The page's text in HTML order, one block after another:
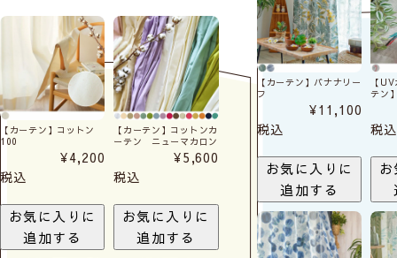
【カーテン】コットン
100
¥4,200
税込
お気に入りに
追加する
【カーテン】コットンカ
ーテン ニューマカロン
¥5,600
税込
お気に入りに
追加する
【カーテン】バナナリー
フ
¥11,100
税込
お気に入りに
追加する
【
テン
税込